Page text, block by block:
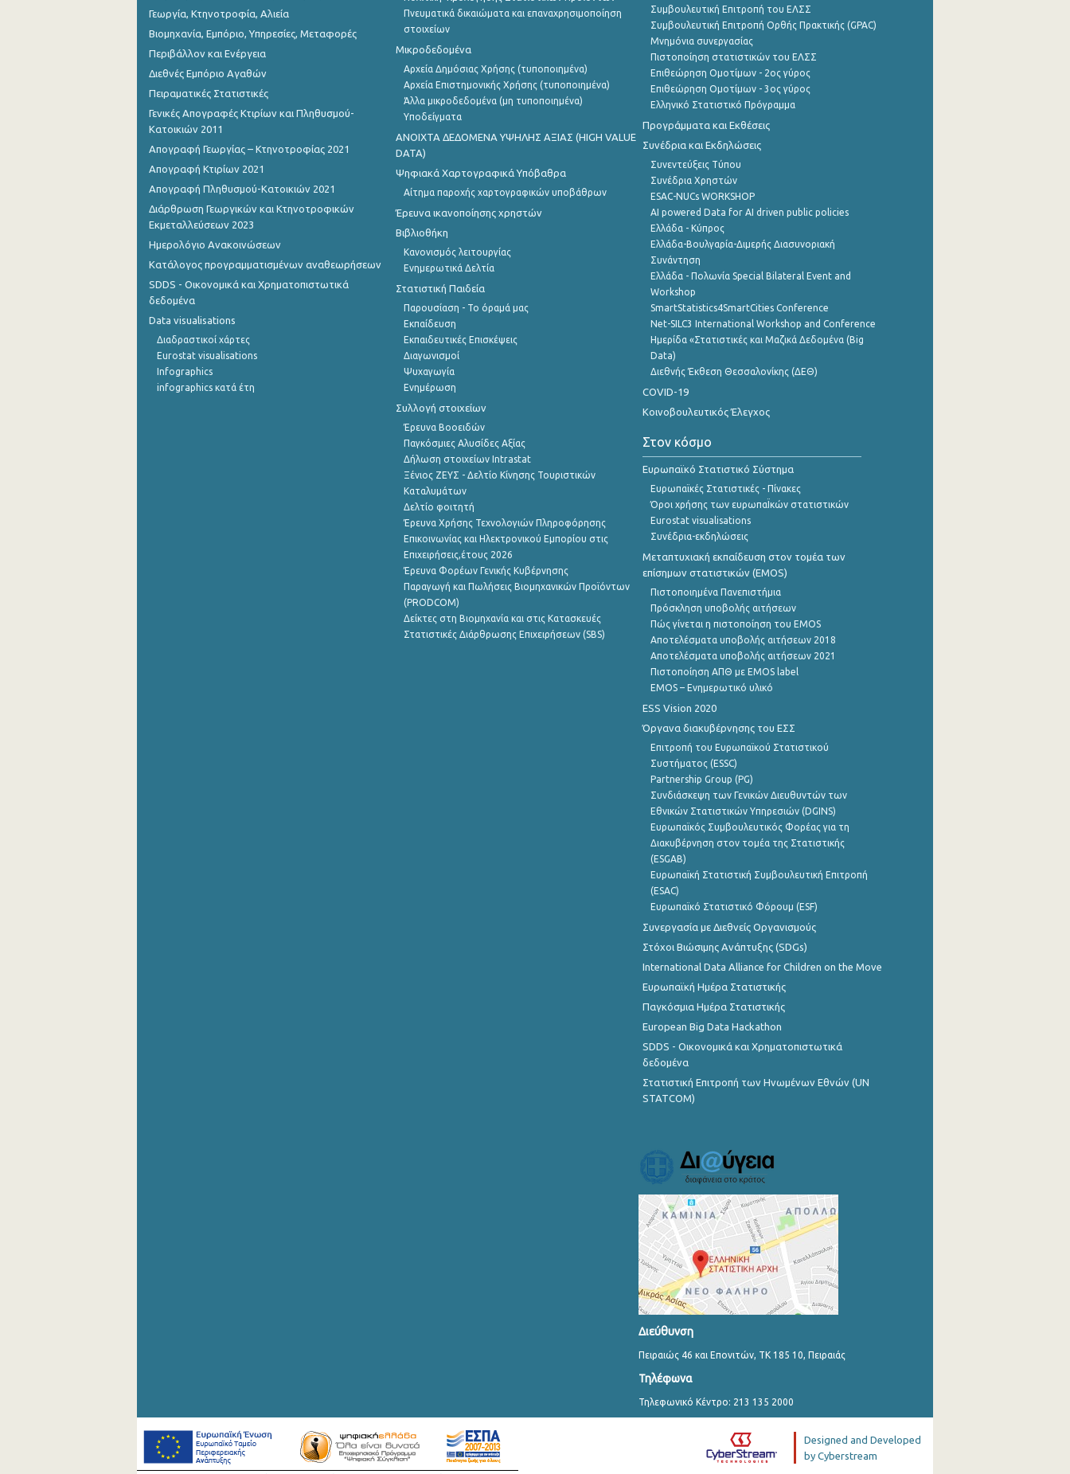
Γεωργία, Κτηνοτροφία, Αλιεία
Βιομηχανία, Εμπόριο, Υπηρεσίες, Μεταφορές
Περιβάλλον και Ενέργεια
Διεθνές Εμπόριο Αγαθών
Πειραματικές Στατιστικές
Γενικές Απογραφές Κτιρίων και Πληθυσμού-
Κατοικιών 2011
Απογραφή Γεωργίας – Κτηνοτροφίας 2021
Απογραφή Κτιρίων 2021
Απογραφή Πληθυσμού-Κατοικιών 2021
Διάρθρωση Γεωργικών και Κτηνοτροφικών
Εκμεταλλεύσεων 2023
Ημερολόγιο Ανακοινώσεων
Κατάλογος προγραμματισμένων αναθεωρήσεων
SDDS - Οικονομικά και Χρηματοπιστωτικά
δεδομένα
Data visualisations
Διαδραστικοί χάρτες
Eurostat visualisations
Infographics
infographics κατά έτη
Πνευματικά δικαιώματα και επαναχρησιμοποίηση
στοιχείων
Μικροδεδομένα
Αρχεία Δημόσιας Χρήσης (τυποποιημένα)
Αρχεία Επιστημονικής Χρήσης (τυποποιημένα)
Άλλα μικροδεδομένα (μη τυποποιημένα)
Υποδείγματα
ANOIXTA ΔΕΔΟΜΕΝΑ ΥΨΗΛΗΣ ΑΞΙΑΣ (HIGH VALUE
DATA)
Ψηφιακά Χαρτογραφικά Υπόβαθρα
Αίτημα παροχής χαρτογραφικών υποβάθρων
Έρευνα ικανοποίησης χρηστών
Βιβλιοθήκη
Κανονισμός λειτουργίας
Ενημερωτικά Δελτία
Στατιστική Παιδεία
Παρουσίαση - Το όραμά μας
Εκπαίδευση
Εκπαιδευτικές Επισκέψεις
Διαγωνισμοί
Ψυχαγωγία
Ενημέρωση
Συλλογή στοιχείων
Έρευνα Βοοειδών
Παγκόσμιες Αλυσίδες Αξίας
Δήλωση στοιχείων Intrastat
Ξένιος ΖΕΥΣ - Δελτίο Κίνησης Τουριστικών
Καταλυμάτων
Δελτίο φοιτητή
Έρευνα Χρήσης Τεχνολογιών Πληροφόρησης
Επικοινωνίας και Ηλεκτρονικού Εμπορίου στις
Επιχειρήσεις,έτους 2026
Έρευνα Φορέων Γενικής Κυβέρνησης
Παραγωγή και Πωλήσεις Βιομηχανικών Προϊόντων
(PRODCOM)
Δείκτες στη Βιομηχανία και στις Κατασκευές
Στατιστικές Διάρθρωσης Επιχειρήσεων (SBS)
Συμβουλευτική Επιτροπή του ΕΛΣΣ
Συμβουλευτική Επιτροπή Ορθής Πρακτικής (GPAC)
Μνημόνια συνεργασίας
Πιστοποίηση στατιστικών του ΕΛΣΣ
Επιθεώρηση Ομοτίμων - 2ος γύρος
Επιθεώρηση Ομοτίμων - 3ος γύρος
Ελληνικό Στατιστικό Πρόγραμμα
Προγράμματα και Εκθέσεις
Συνέδρια και Εκδηλώσεις
Συνεντεύξεις Τύπου
Συνέδρια Χρηστών
ESAC-NUCs WORKSHOP
AI powered Data for AI driven public policies
Ελλάδα - Κύπρος
Ελλάδα-Βουλγαρία-Διμερής Διασυνοριακή
Συνάντηση
Ελλάδα - Πολωνία Special Bilateral Event and
Workshop
SmartStatistics4SmartCities Conference
Net-SILC3 International Workshop and Conference
Ημερίδα «Στατιστικές και Μαζικά Δεδομένα (Big
Data)
Διεθνής Έκθεση Θεσσαλονίκης (ΔΕΘ)
COVID-19
Κοινοβουλευτικός Έλεγχος
Στον κόσμο
Ευρωπαϊκό Στατιστικό Σύστημα
Ευρωπαϊκές Στατιστικές - Πίνακες
Όροι χρήσης των ευρωπαΪκών στατιστικών
Eurostat visualisations
Συνέδρια-εκδηλώσεις
Μεταπτυχιακή εκπαίδευση στον τομέα των
επίσημων στατιστικών (EMOS)
Πιστοποιημένα Πανεπιστήμια
Πρόσκληση υποβολής αιτήσεων
Πώς γίνεται η πιστοποίηση του EMOS
Αποτελέσματα υποβολής αιτήσεων 2018
Αποτελέσματα υποβολής αιτήσεων 2021
Πιστοποίηση ΑΠΘ με EMOS label
EMOS – Ενημερωτικό υλικό
ESS Vision 2020
Όργανα διακυβέρνησης του ΕΣΣ
Επιτροπή του Ευρωπαϊκού Στατιστικού
Συστήματος (ESSC)
Partnership Group (PG)
Συνδιάσκεψη των Γενικών Διευθυντών των
Εθνικών Στατιστικών Υπηρεσιών (DGINS)
Ευρωπαϊκός Συμβουλευτικός Φορέας για τη
Διακυβέρνηση στον τομέα της Στατιστικής
(ESGAB)
Ευρωπαϊκή Στατιστική Συμβουλευτική Επιτροπή
(ESAC)
Ευρωπαϊκό Στατιστικό Φόρουμ (ESF)
Συνεργασία με Διεθνείς Οργανισμούς
Στόχοι Βιώσιμης Ανάπτυξης (SDGs)
International Data Alliance for Children on the Move
Ευρωπαϊκή Ημέρα Στατιστικής
Παγκόσμια Ημέρα Στατιστικής
European Big Data Hackathon
SDDS - Οικονομικά και Χρηματοπιστωτικά
δεδομένα
Στατιστική Επιτροπή των Ηνωμένων Εθνών (UN
STATCOM)
Διεύθυνση
Πειραιώς 46 και Επονιτών, ΤΚ 185 10, Πειραιάς
Τηλέφωνα
Τηλεφωνικό Κέντρο: 213 135 2000
Designed and Developed
by Cyberstream